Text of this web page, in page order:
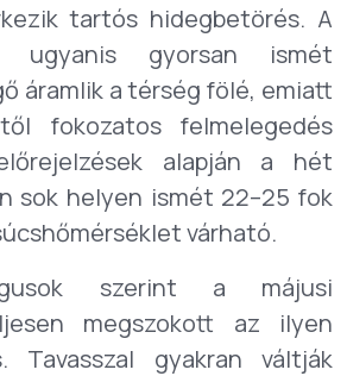
tartós hidegbetörés. A
ugyanis gyorsan ismét
áramlik a térség fölé, emiatt
fokozatos felmelegedés
alapján a hét
sok helyen ismét 22–25 fok
várható.
szerint a májusi
megszokott az ilyen
Tavasszal gyakran váltják